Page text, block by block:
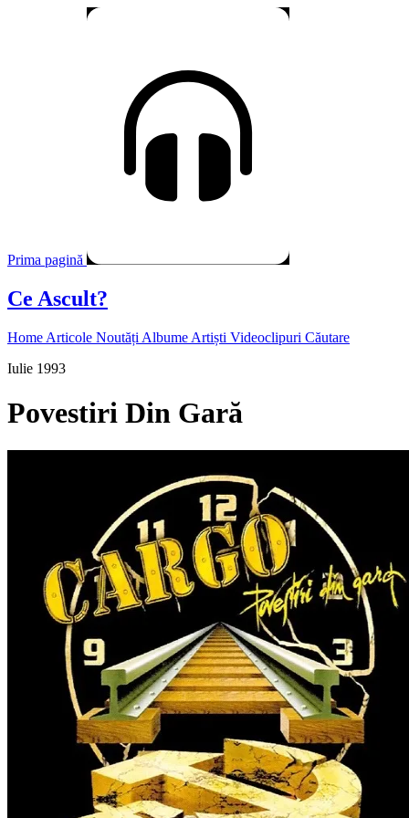
Prima pagină
Ce Ascult?
Home Articole Noutăți Albume Artiști Videoclipuri Căutare
Iulie 1993
Povestiri Din Gară
Pagina externă
Pagina externă Pagina externă
externă
Pagina externă